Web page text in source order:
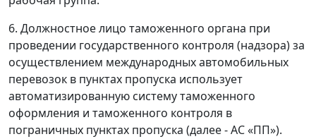
6. Должностное лицо таможенного органа при
проведении государственного контроля (надзора) за
осуществлением международных автомобильных
перевозок в пунктах пропуска использует
автоматизированную систему таможенного
оформления и таможенного контроля в
пограничных пунктах пропуска (далее - АС «ПП»).